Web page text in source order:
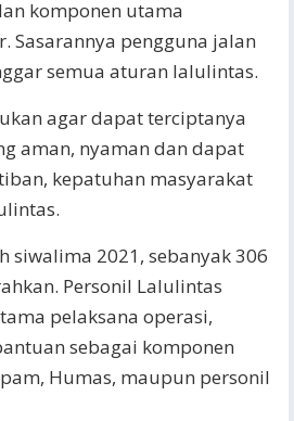
komponen utama
Sasarannya pengguna jalan
semua aturan lalulintas.
agar dapat terciptanya
aman, nyaman dan dapat
kepatuhan masyarakat
siwalima 2021, sebanyak 306
Personil Lalulintas
pelaksana operasi,
sebagai komponen
Humas, maupun personil